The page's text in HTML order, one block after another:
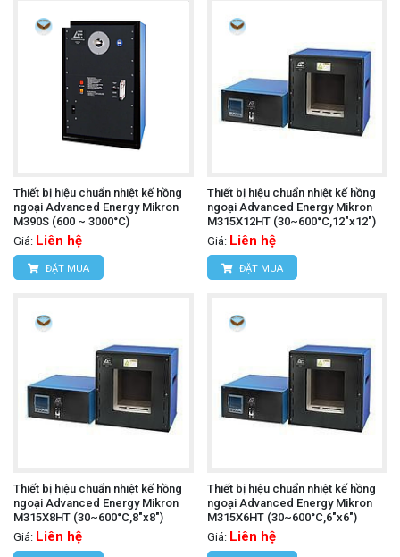
Thiết bị hiệu chuẩn nhiệt kế hồng
ngoại Advanced Energy Mikron
M390S (600 ~ 3000°C)
Giá: Liên hệ
ĐẶT MUA
Thiết bị hiệu chuẩn nhiệt kế hồng
ngoại Advanced Energy Mikron
M315X12HT (30~600°C,12"x12")
Giá: Liên hệ
ĐẶT MUA
Thiết bị hiệu chuẩn nhiệt kế hồng
ngoại Advanced Energy Mikron
M315X8HT (30~600°C,8"x8")
Giá: Liên hệ
Thiết bị hiệu chuẩn nhiệt kế hồng
ngoại Advanced Energy Mikron
M315X6HT (30~600°C,6"x6")
Giá: Liên hệ